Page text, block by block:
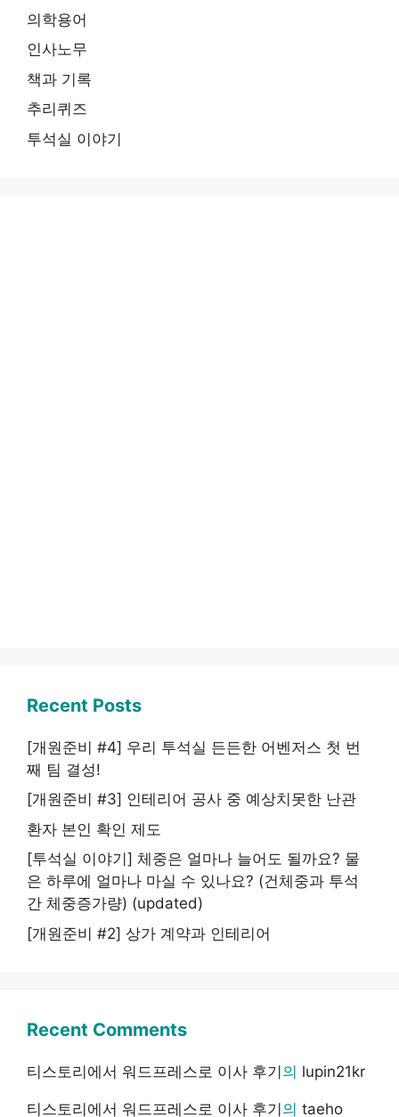
의학용어
인사노무
책과 기록
추리퀴즈
투석실 이야기
Recent Posts
[개원준비 #4] 우리 투석실 든든한 어벤저스 첫 번
째 팀 결성!
[개원준비 #3] 인테리어 공사 중 예상치못한 난관
환자 본인 확인 제도
[투석실 이야기] 체중은 얼마나 늘어도 될까요? 물
은 하루에 얼마나 마실 수 있나요? (건체중과 투석
간 체중증가량) (updated)
[개원준비 #2] 상가 계약과 인테리어
Recent Comments
티스토리에서 워드프레스로 이사 후기의 lupin21kr
티스토리에서 워드프레스로 이사 후기의 taeho